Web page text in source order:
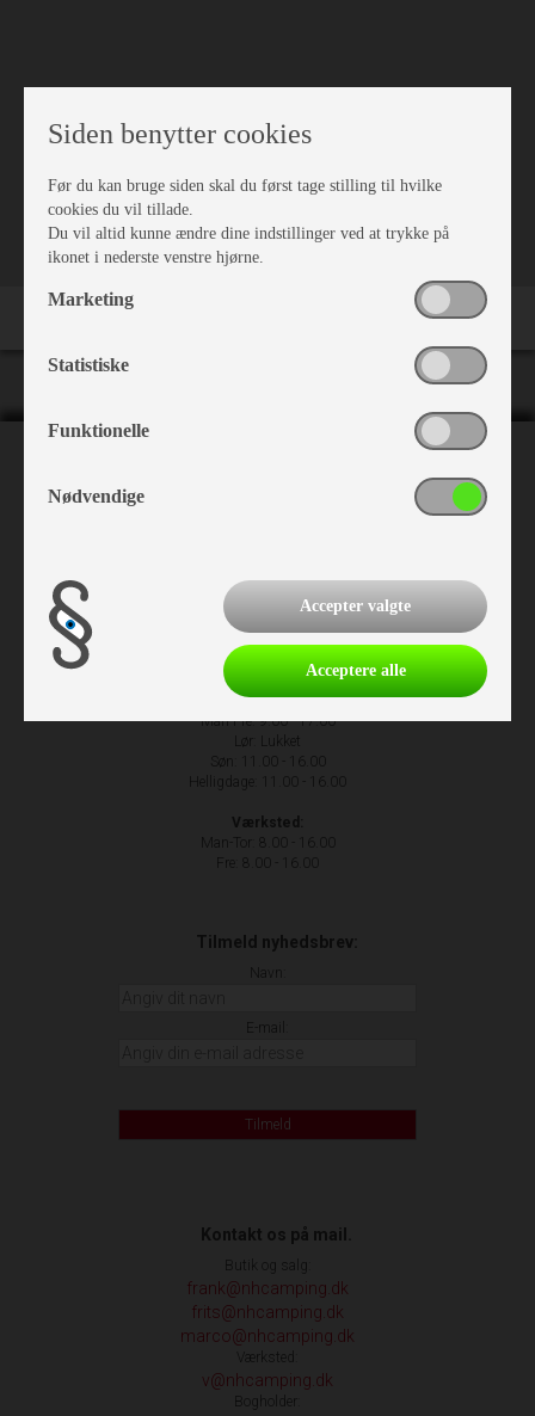
VÆRKSTED
Åbningstider
Man-Fre: 9.00 - 17.00
Lør: Lukket
Søn: 11.00 - 16.00
Helligdage: 11.00 - 16.00
Værksted:
Man-Tor: 8.00 - 16.00
Fre: 8.00 - 16.00
Tilmeld nyhedsbrev:
Navn:
E-mail:
Tilmeld
Kontakt os på mail.
Butik og salg:
frank@nhcamping.dk
frits@nhcamping.dk
marco@nhcamping.dk
Værksted:
v@nhcamping.dk
Bogholder:
Siden benytter cookies
Før du kan bruge siden skal du først tage stilling til hvilke
cookies du vil tillade.
Du vil altid kunne ændre dine indstillinger ved at trykke på
ikonet i nederste venstre hjørne.
Marketing
Statistiske
Funktionelle
Nødvendige
Accepter valgte
Acceptere alle